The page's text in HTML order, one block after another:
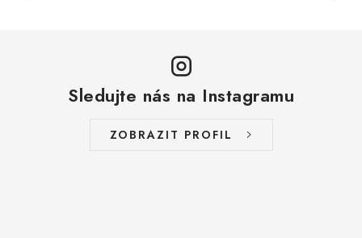
Sledujte nás na Instagramu
ZOBRAZIT PROFIL